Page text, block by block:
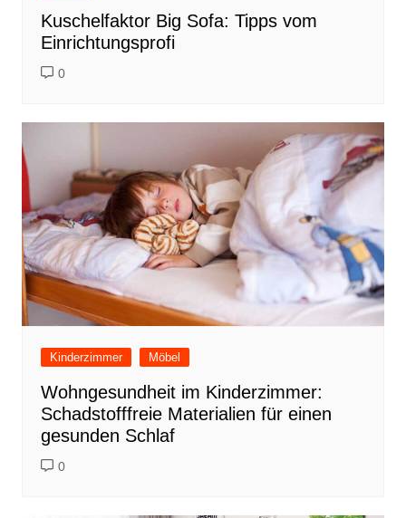
Kuschelfaktor Big Sofa: Tipps vom
Einrichtungsprofi
0
Kinderzimmer Möbel
Wohngesundheit im Kinderzimmer:
Schadstofffreie Materialien für einen
gesunden Schlaf
0